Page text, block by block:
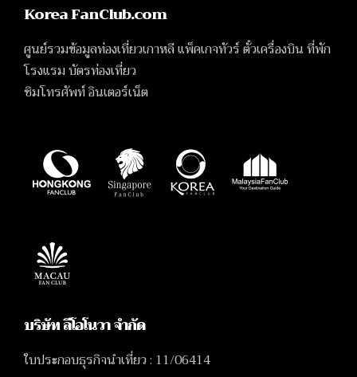
Korea FanClub.com
ศูนย์รวมข้อมูลท่องเที่ยวเกาหลี แพ็คเกจทัวร์ ตั๋วเครื่องบิน ที่พัก
โรงแรม บัตรท่องเที่ยว
ซิมโทรศัพท์ อินเตอร์เน็ต
บริษัท ลีโอโนวา จำกัด
ใบประกอบธุรกิจนำเที่ยว : 11/06414